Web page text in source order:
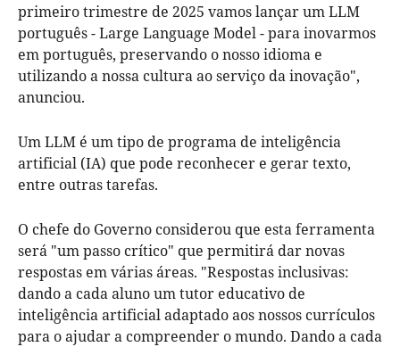
primeiro trimestre de 2025 vamos lançar um LLM
português - Large Language Model - para inovarmos
em português, preservando o nosso idioma e
utilizando a nossa cultura ao serviço da inovação",
anunciou.
Um LLM é um tipo de programa de inteligência
artificial (IA) que pode reconhecer e gerar texto,
entre outras tarefas.
O chefe do Governo considerou que esta ferramenta
será "um passo crítico" que permitirá dar novas
respostas em várias áreas. "Respostas inclusivas:
dando a cada aluno um tutor educativo de
inteligência artificial adaptado aos nossos currículos
para o ajudar a compreender o mundo. Dando a cada